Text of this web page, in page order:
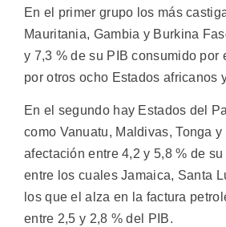
En el primer grupo los más
Mauritania, Gambia y Burkina
y 7,3 % de su PIB consumido por
por otros ocho Estados africanos
En el segundo hay Estados del
como Vanuatu, Maldivas, Tonga
afectación entre 4,2 y 5,8 % de
entre los cuales Jamaica, Santa
los que el alza en la factura
entre 2,5 y 2,8 % del PIB.